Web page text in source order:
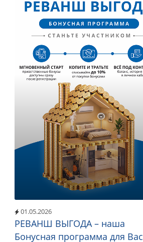
01.05.2026
РЕВАНШ ВЫГОДА – наша
Бонусная программа для Вас